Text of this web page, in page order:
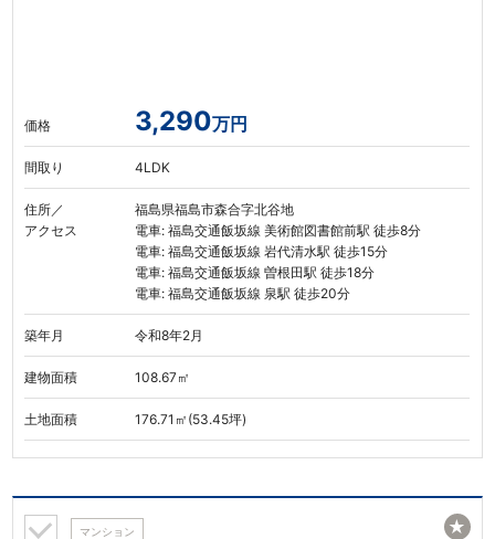
価格 3,290万円
間取り 4LDK
住所／
アクセス
福島県福島市森合字北谷地
電車: 福島交通飯坂線 美術館図書館前駅 徒歩8分
電車: 福島交通飯坂線 岩代清水駅 徒歩15分
電車: 福島交通飯坂線 曽根田駅 徒歩18分
電車: 福島交通飯坂線 泉駅 徒歩20分
築年月 令和8年2月
建物面積 108.67㎡
土地面積 176.71㎡(53.45坪)
マンション ★